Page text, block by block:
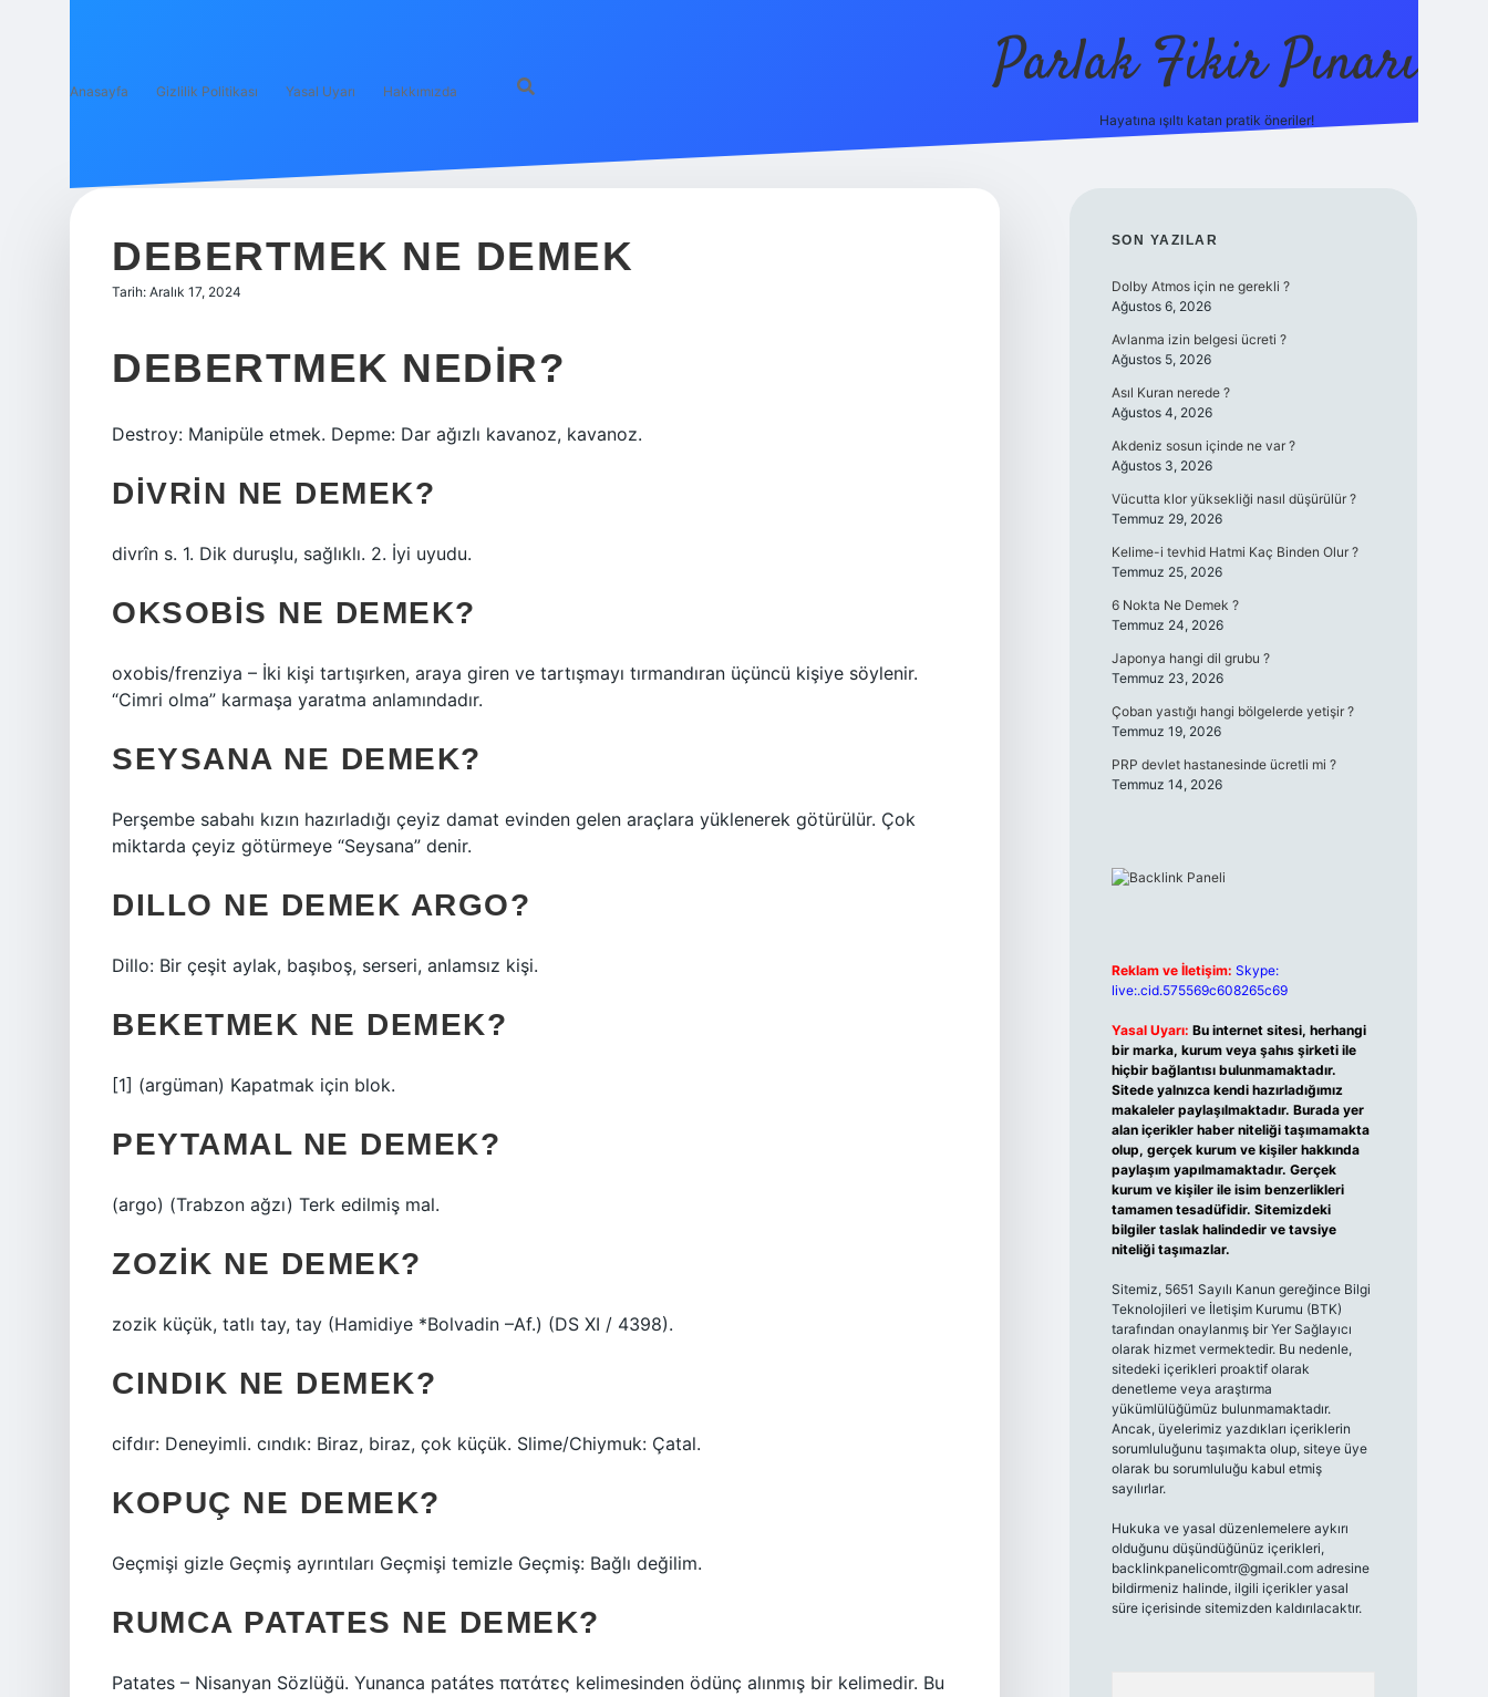
Anasayfa Gizlilik Politikası Yasal Uyarı Hakkımızda Parlak Fikir Pınarı
Hayatına ışıltı katan pratik öneriler!
DEBERTMEK NE DEMEK
Tarih: Aralık 17, 2024
DEBERTMEK NEDIR?
Destroy: Manipüle etmek. Depme: Dar ağızlı kavanoz, kavanoz.
DIVRIN NE DEMEK?
divrîn s. 1. Dik duruşlu, sağlıklı. 2. İyi uyudu.
OKSOBIS NE DEMEK?
oxobis/frenziya – İki kişi tartışırken, araya giren ve tartışmayı tırmandıran üçüncü kişiye söylenir.
“Cimri olma” karmaşa yaratma anlamındadır.
SEYSANA NE DEMEK?
Perşembe sabahı kızın hazırladığı çeyiz damat evinden gelen araçlara yüklenerek götürülür. Çok
miktarda çeyiz götürmeye “Seysana” denir.
DILLO NE DEMEK ARGO?
Dillo: Bir çeşit aylak, başıboş, serseri, anlamsız kişi.
BEKETMEK NE DEMEK?
[1] (argüman) Kapatmak için blok.
PEYTAMAL NE DEMEK?
(argo) (Trabzon ağzı) Terk edilmiş mal.
ZOZIK NE DEMEK?
zozik küçük, tatlı tay, tay (Hamidiye *Bolvadin –Af.) (DS XI / 4398).
CINDIK NE DEMEK?
cifdır: Deneyimli. cındık: Biraz, biraz, çok küçük. Slime/Chiymuk: Çatal.
KOPUÇ NE DEMEK?
Geçmişi gizle Geçmiş ayrıntıları Geçmişi temizle Geçmiş: Bağlı değilim.
RUMCA PATATES NE DEMEK?
Patates – Nisanyan Sözlüğü. Yunanca patátes πατάτες kelimesinden ödünç alınmış bir kelimedir. Bu
SIDEBAR
SON YAZILAR
Dolby Atmos için ne gerekli ?
Ağustos 6, 2026
Avlanma izin belgesi ücreti ?
Ağustos 5, 2026
Asıl Kuran nerede ?
Ağustos 4, 2026
Akdeniz sosun içinde ne var ?
Ağustos 3, 2026
Vücutta klor yüksekliği nasıl düşürülür ?
Temmuz 29, 2026
Kelime-i tevhid Hatmi Kaç Binden Olur ?
Temmuz 25, 2026
6 Nokta Ne Demek ?
Temmuz 24, 2026
Japonya hangi dil grubu ?
Temmuz 23, 2026
Çoban yastığı hangi bölgelerde yetişir ?
Temmuz 19, 2026
PRP devlet hastanesinde ücretli mi ?
Temmuz 14, 2026
Reklam ve İletişim: Skype:
live:.cid.575569c608265c69
Yasal Uyarı: Bu internet sitesi, herhangi
bir marka, kurum veya şahıs şirketi ile
hiçbir bağlantısı bulunmamaktadır.
Sitede yalnızca kendi hazırladığımız
makaleler paylaşılmaktadır. Burada yer
alan içerikler haber niteliği taşımamakta
olup, gerçek kurum ve kişiler hakkında
paylaşım yapılmamaktadır. Gerçek
kurum ve kişiler ile isim benzerlikleri
tamamen tesadüfidir. Sitemizdeki
bilgiler taslak halindedir ve tavsiye
niteliği taşımazlar.
Sitemiz, 5651 Sayılı Kanun gereğince Bilgi
Teknolojileri ve İletişim Kurumu (BTK)
tarafından onaylanmış bir Yer Sağlayıcı
olarak hizmet vermektedir. Bu nedenle,
sitedeki içerikleri proaktif olarak
denetleme veya araştırma
yükümlülüğümüz bulunmamaktadır.
Ancak, üyelerimiz yazdıkları içeriklerin
sorumluluğunu taşımakta olup, siteye üye
olarak bu sorumluluğu kabul etmiş
sayılırlar.
Hukuka ve yasal düzenlemelere aykırı
olduğunu düşündüğünüz içerikleri,
backlinkpanelicomtr@gmail.comadresine
bildirmeniz halinde, ilgili içerikler yasal
süre içerisinde sitemizden kaldırılacaktır.